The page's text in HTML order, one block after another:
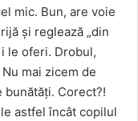
mic. Bun, are voie
și reglează „din
le oferi. Drobul,
mai zicem de
Corect?!
astfel încât copilul